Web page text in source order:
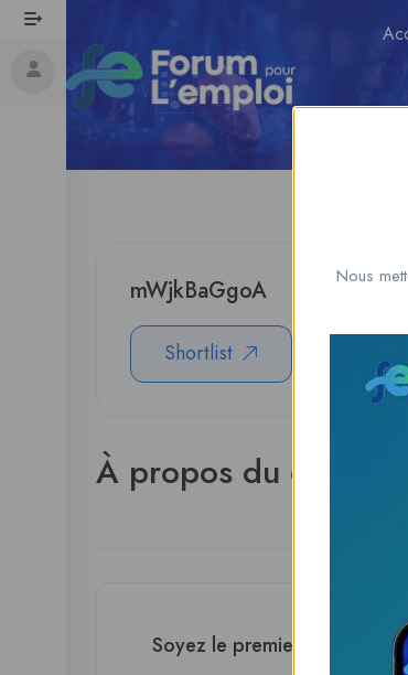
mWjkBaGgoA
Shortlist
À propos du candidat
Soyez le premier à donner
Nous